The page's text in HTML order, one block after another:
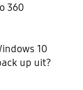
360
10
up uit?